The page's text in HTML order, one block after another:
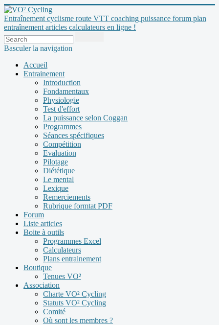
Entraînement cyclisme route VTT coaching puissance forum plan
entraînement articles calculateurs en ligne !
Basculer la navigation
Accueil
Entrainement
Introduction
Fondamentaux
Physiologie
Test d'effort
La puissance selon Coggan
Programmes
Séances spécifiques
Compétition
Evaluation
Pilotage
Diététique
Le mental
Lexique
Remerciements
Rubrique formtat PDF
Forum
Liste articles
Boite à outils
Programmes Excel
Calculateurs
Plans entrainement
Boutique
Tenues VO²
Association
Charte VO² Cycling
Statuts VO² Cycling
Comité
Où sont les membres ?